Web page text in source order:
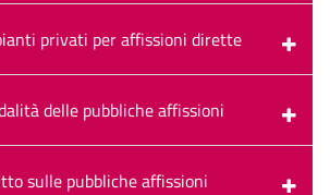
privati per affissioni dirette
delle pubbliche affissioni
sulle pubbliche affissioni